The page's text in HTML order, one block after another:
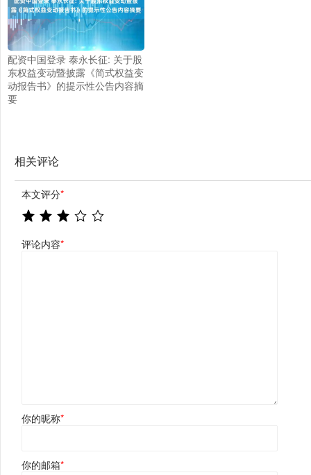
配资中国登录 泰永长征: 关于股
东权益变动暨披露《简式权益变
动报告书》的提示性公告内容摘
要
相关评论
本文评分*
评论内容*
你的昵称*
你的邮箱*